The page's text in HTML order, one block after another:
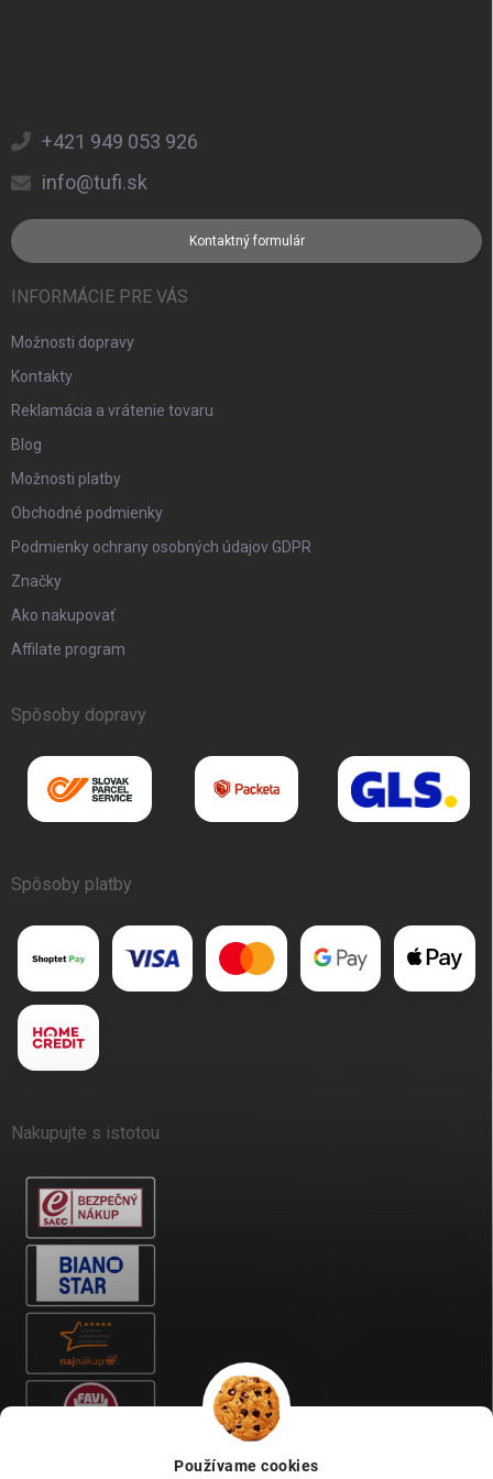
Používame cookies
+421 949 053 926
info@tufi.sk
Kontaktný formulár
INFORMÁCIE PRE VÁS
Možnosti dopravy
Kontakty
Reklamácia a vrátenie tovaru
Blog
Možnosti platby
Obchodné podmienky
Podmienky ochrany osobných údajov GDPR
Značky
Ako nakupovať
Affilate program
Spôsoby dopravy
Spôsoby platby
Nakupujte s istotou